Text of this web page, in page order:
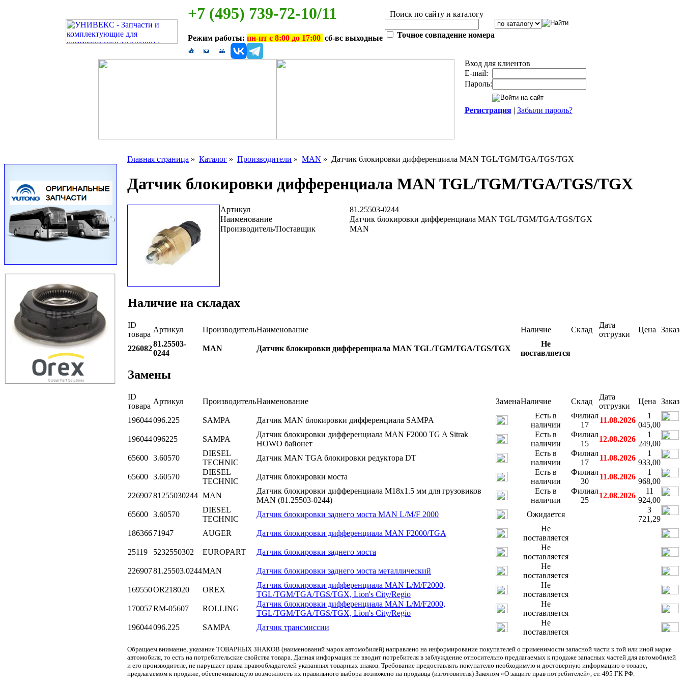
+7 (495) 739-72-10/11
Режим работы: пн-пт с 8:00 до 17:00 сб-вс выходные
Поиск по сайту и каталогу
Точное совпадение номера
Вход для клиентов
E-mail:
Пароль:
Регистрация| Забыли пароль?
Главная страница » Каталог » Производители » MAN » Датчик блокировки дифференциала MAN TGL/TGM/TGA/TGS/TGX
Датчик блокировки дифференциала MAN TGL/TGM/TGA/TGS/TGX
Артикул
81.25503-0244
Наименование
Датчик блокировки дифференциала MAN TGL/TGM/TGA/TGS/TGX
Производитель/Поставщик
MAN
Наличие на складах
ID
товара
Артикул ПроизводительНаименование Наличие Склад
Дата
отгрузки
Цена Заказ
226082
81.25503-
0244
MAN Датчик блокировки дифференциала MAN TGL/TGM/TGA/TGS/TGX
Не
поставляется
Замены
ID
товара
Артикул ПроизводительНаименование ЗаменаНаличие Склад
Дата
отгрузки
Цена Заказ
196044096.225 SAMPA Датчик MAN блокировки дифференциала SAMPA
Есть в
наличии
Филиал
17
11.08.2026
1
045,00
196044096225 SAMPA
Датчик блокировки дифференциала MAN F2000 TG A Sitrak
HOWO байонет
Есть в
наличии
Филиал
15
12.08.2026
1
249,00
65600 3.60570
DIESEL
TECHNIC
Датчик MAN TGA блокировки редуктора DT
Есть в
наличии
Филиал
17
11.08.2026
1
933,00
65600 3.60570
DIESEL
TECHNIC
Датчик блокировки моста
Есть в
наличии
Филиал
30
11.08.2026
1
968,00
22690781255030244 MAN
Датчик блокировки дифференциала M18x1.5 мм для грузовиков
MAN (81.25503-0244)
Есть в
наличии
Филиал
25
12.08.2026
11
924,00
65600 3.60570
DIESEL
TECHNIC
Датчик блокировки заднего моста MAN L/M/F 2000 Ожидается
3
721,29
18636671947 AUGER Датчик блокировки дифференциала MAN F2000/TGA
Не
поставляется
25119
5232550302 EUROPART Датчик блокировки заднего моста
Не
поставляется
22690781.25503.0244MAN Датчик блокировки заднего моста металлический
Не
поставляется
169550OR218020 OREX
Датчик блокировки дифференциала MAN L/M/F2000,
TGL/TGM/TGA/TGS/TGX, Lion's City/Regio
Не
поставляется
170057RM-05607 ROLLING
Датчик блокировки дифференциала MAN L/M/F2000,
TGL/TGM/TGA/TGS/TGX, Lion's City/Regio
Не
поставляется
196044096.225 SAMPA Датчик трансмиссии
Не
поставляется
Обращаем внимание, указание ТОВАРНЫХ ЗНАКОВ (наименований марок автомобилей) направлено на информирование покупателей о применимости запасной части к той или иной марке
автомобиля, то есть на потребительские свойства товара. Данная информация не вводит потребителя в заблуждение относительно предлагаемых к продаже запасных частей для автомобилей
и его производителе, не нарушает права правообладателей указанных товарных знаков. Требование предоставлять покупателю необходимую и достоверную информацию о товаре,
предлагаемом к продаже, обеспечивающую возможность их правильного выбора возложено на продавца (изготовителя) Законом «О защите прав потребителей», ст. 495 ГК РФ.